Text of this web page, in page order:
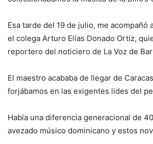
Esa tarde del 19 de julio, me acompañó
el colega Arturo Elías Donado Ortiz,
reportero del noticiero de La Voz de
El maestro acababa de llegar de
forjábamos en las exigentes lides del
Había una diferencia generacional de
avezado músico dominicano y estos